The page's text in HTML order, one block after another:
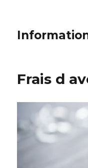
Frais d